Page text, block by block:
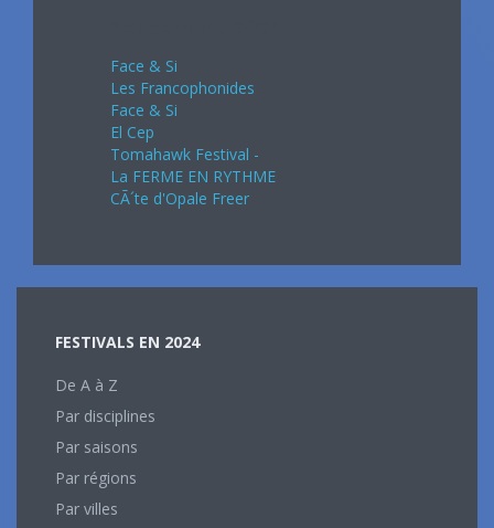
Face & Si
Les Francophonides
Face & Si
El Cep
Tomahawk Festival -
La FERME EN RYTHME
CÃ´te d'Opale Freer
FESTIVALS EN 2024
De A à Z
Par disciplines
Par saisons
Par régions
Par villes